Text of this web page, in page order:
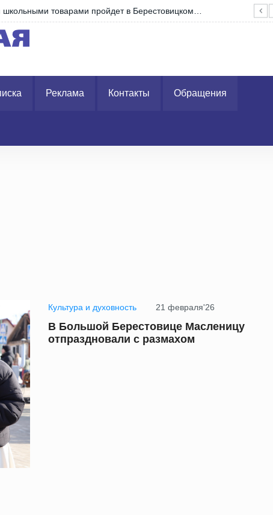
личный состав и ветеранов транспортных войск с…
Реклама Контакты Обращения
Культура и духовность 21 февраля'26
В Большой Берестовице Масленицу
отпраздновали с размахом